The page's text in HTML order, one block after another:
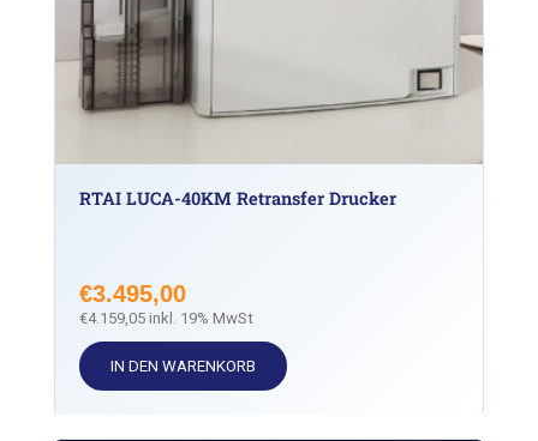
RTAI LUCA-40KM Retransfer Drucker
€3.495,00
€4.159,05inkl. 19% MwSt
IN DEN WARENKORB